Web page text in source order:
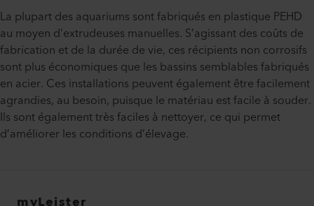
La plupart des aquariums sont fabriqués en plastique PEHD
au moyen d’extrudeuses manuelles. S’agissant des coûts de
fabrication et de la durée de vie, ces récipients non corrosifs
sont plus économiques que les bassins semblables fabriqués
en acier. Ces installations peuvent également être facilement
agrandies, au besoin, puisque le matériau est facile à souder.
Ils sont également très faciles à nettoyer, ce qui permet
d’améliorer les conditions d’élevage.